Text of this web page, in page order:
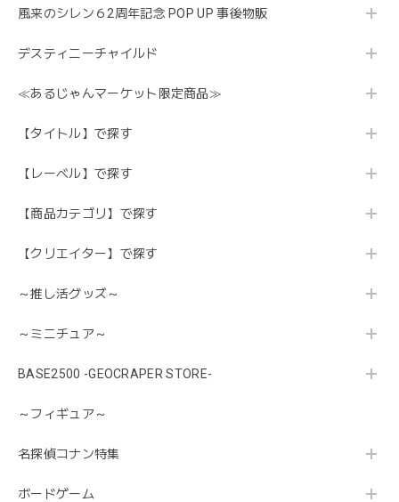
風来のシレン６2周年記念 POP UP 事後物販
デスティニーチャイルド
≪あるじゃんマーケット限定商品≫
【タイトル】で探す
【レーベル】で探す
【商品カテゴリ】で探す
【クリエイター】で探す
～推し活グッズ～
～ミニチュア～
BASE2500 -GEOCRAPER STORE-
～フィギュア～
名探偵コナン特集
ボードゲーム